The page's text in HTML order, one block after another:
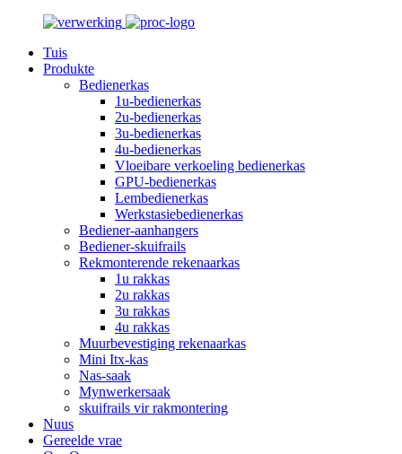
Tuis
Produkte
Bedienerkas
1u-bedienerkas
2u-bedienerkas
3u-bedienerkas
4u-bedienerkas
Vloeibare verkoeling bedienerkas
GPU-bedienerkas
Lembedienerkas
Werkstasiebedienerkas
Bediener-aanhangers
Bediener-skuifrails
Rekmonterende rekenaarkas
1u rakkas
2u rakkas
3u rakkas
4u rakkas
Muurbevestiging rekenaarkas
Mini Itx-kas
Nas-saak
Mynwerkersaak
skuifrails vir rakmontering
Nuus
Gereelde vrae